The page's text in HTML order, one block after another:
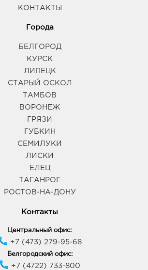
КОНТАКТЫ
Города
БЕЛГОРОД
КУРСК
ЛИПЕЦК
СТАРЫЙ ОСКОЛ
ТАМБОВ
ВОРОНЕЖ
ГРЯЗИ
ГУБКИН
СЕМИЛУКИ
ЛИСКИ
ЕЛЕЦ
ТАГАНРОГ
РОСТОВ-НА-ДОНУ
Контакты
Центральный офис:
+7 (473) 279-95-68
Белгородский офис:
+7 (4722) 733-800